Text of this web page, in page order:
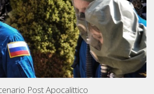
Post Apocalittico